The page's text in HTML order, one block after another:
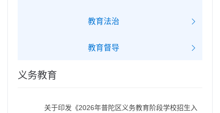
教育法治
教育督导
义务教育
关于印发《2026年普陀区义务教育阶段学校招生入